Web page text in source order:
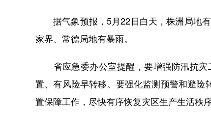
据气象预报，5月22日白天，株洲局地有
家界、常德局地有暴雨。
省应急委办公室提醒，要增强防汛抗灾
置、有风险早转移。要强化监测预警和避
置保障工作，尽快有序恢复灾区生产生活秩序